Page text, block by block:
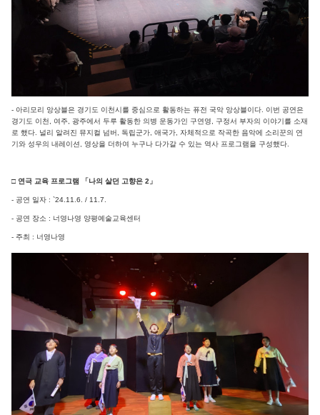
- 아리모리 앙상블은 경기도 이천시를 중심으로 활동하는 퓨전 국악 앙상블이다. 이번 공연은
경기도 이천, 여주, 광주에서 두루 활동한 의병 운동가인 구연영, 구정서 부자의 이야기를 소재
로 했다. 널리 알려진 뮤지컬 넘버, 독립군가, 애국가, 자체적으로 작곡한 음악에 소리꾼의 연
기와 성우의 내레이션, 영상을 더하여 누구나 다가갈 수 있는 역사 프로그램을 구성했다.
□ 연극 교육 프로그램 「나의 살던 고향은 2」
- 공연 일자 : `24.11.6. / 11.7.
- 공연 장소 : 너영나영 양평예술교육센터
- 주최 : 너영나영